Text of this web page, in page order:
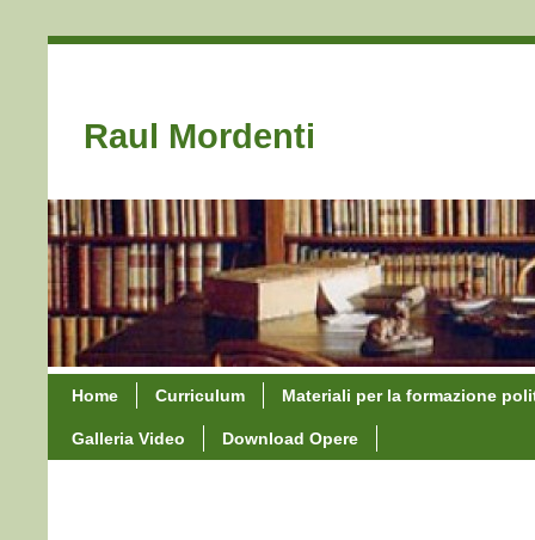
Raul Mordenti
Home Curriculum Materiali per la formazione
Galleria Video Download Opere